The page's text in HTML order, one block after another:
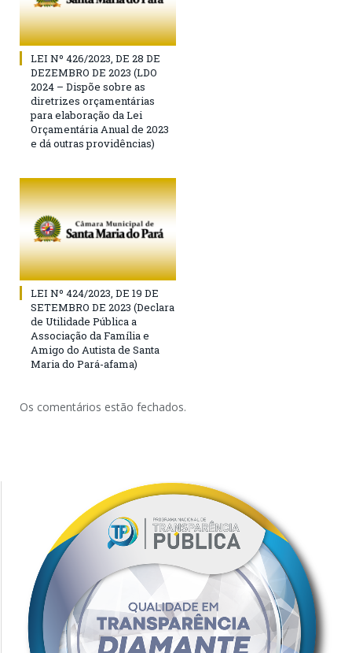
LEI Nº 426/2023, DE 28 DE
DEZEMBRO DE 2023 (LDO
2024 – Dispõe sobre as
diretrizes orçamentárias
para elaboração da Lei
Orçamentária Anual de 2023
e dá outras providências)
LEI Nº 424/2023, DE 19 DE
SETEMBRO DE 2023 (Declara
de Utilidade Pública a
Associação da Família e
Amigo do Autista de Santa
Maria do Pará-afama)
Os comentários estão fechados.